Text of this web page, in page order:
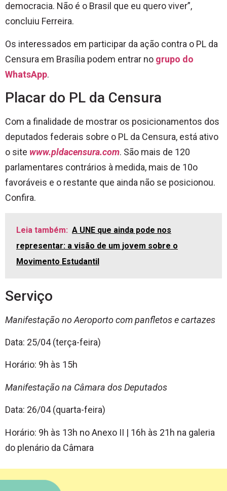
democracia. Não é o Brasil que eu quero viver”,
concluiu Ferreira.
Os interessados em participar da ação contra o PL da
Censura em Brasília podem entrar no grupo do
WhatsApp.
Placar do PL da Censura
Com a finalidade de mostrar os posicionamentos dos
deputados federais sobre o PL da Censura, está ativo
o site www.pldacensura.com. São mais de 120
parlamentares contrários à medida, mais de 10o
favoráveis e o restante que ainda não se posicionou.
Confira.
Leia também: A UNE que ainda pode nos
representar: a visão de um jovem sobre o
Movimento Estudantil
Serviço
Manifestação no Aeroporto com panfletos e cartazes
Data: 25/04 (terça-feira)
Horário: 9h às 15h
Manifestação na Câmara dos Deputados
Data: 26/04 (quarta-feira)
Horário: 9h às 13h no Anexo II | 16h às 21h na galeria
do plenário da Câmara